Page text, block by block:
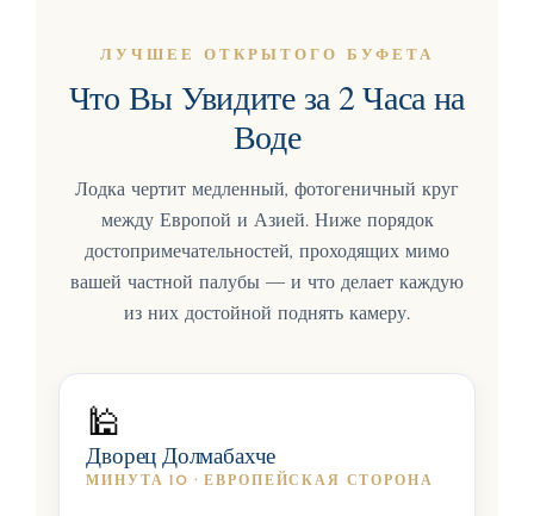
ЛУЧШЕЕ ОТКРЫТОГО БУФЕТА
Что Вы Увидите за 2 Часа на
Воде
Лодка чертит медленный, фотогеничный круг
между Европой и Азией. Ниже порядок
достопримечательностей, проходящих мимо
вашей частной палубы — и что делает каждую
из них достойной поднять камеру.
🕌
Дворец Долмабахче
МИНУТА 10 · ЕВРОПЕЙСКАЯ СТОРОНА